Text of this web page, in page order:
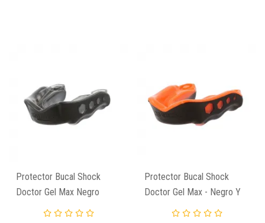
Protector Bucal Shock
Doctor Gel Max Negro
Protector Bucal Shock
Doctor Gel Max - Negro Y